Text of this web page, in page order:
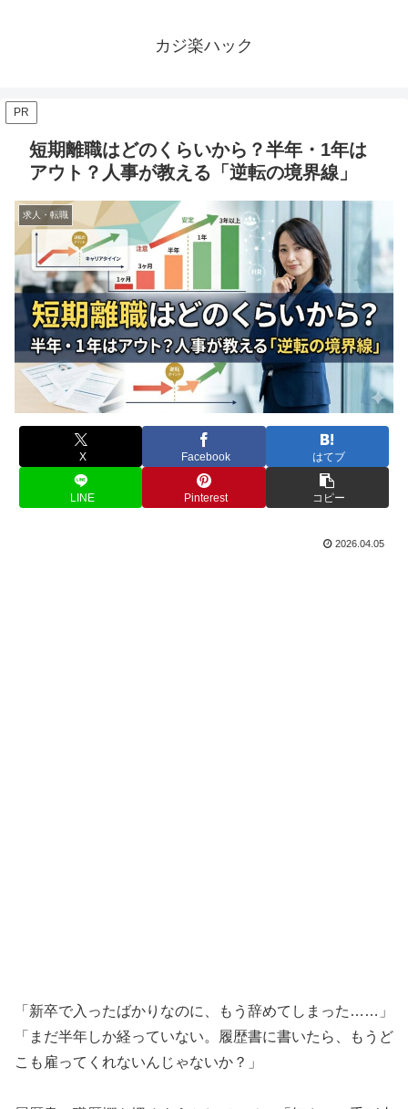
カジ楽ハック
PR
短期離職はどのくらいから？半年・1年は
アウト？人事が教える「逆転の境界線」
求人・転職
X Facebook はてブ
LINE Pinterest コピー
2026.04.05
「新卒で入ったばかりなのに、もう辞めてしまった……」
「まだ半年しか経っていない。履歴書に書いたら、もうど
こも雇ってくれないんじゃないか？」